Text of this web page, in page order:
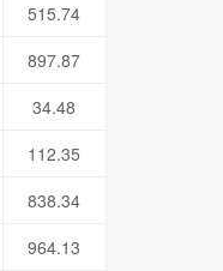
515.74
897.87
34.48
112.35
838.34
964.13